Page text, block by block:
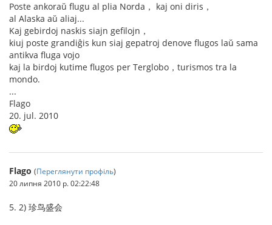
Poste ankoraŭ flugu al plia Norda， kaj oni diris，
al Alaska aŭ aliaj...
Kaj gebirdoj naskis siajn gefilojn，
kiuj poste grandiĝis kun siaj gepatroj denove flugos laŭ sama
antikva fluga vojo
kaj la birdoj kutime flugos per Terglobo，turismos tra la
mondo.
...
Flago
20. jul. 2010
Flago (Переглянути профіль)
20 липня 2010 р. 02:22:48
5. 2) 珍鸟盛会